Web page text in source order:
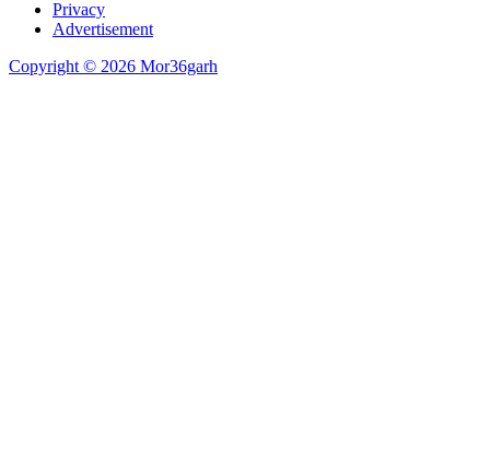
Privacy
Advertisement
Copyright © 2026 Mor36garh